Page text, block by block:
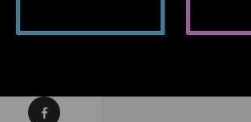
Condividi su Facebook